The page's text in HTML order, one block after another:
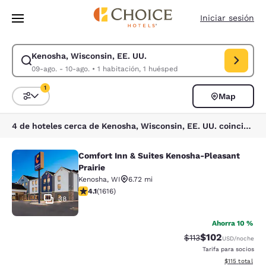
Pasar A Contenido Principal
Iniciar sesión
Kenosha, Wisconsin, EE. UU.
09-ago. - 10-ago.• 1 habitación, 1 huésped
Modificar la búsqueda de Kenosha, Wisconsin, EE. UU.. Fecha de
Ordenar y filtrar
1
Map
4 de hoteles cerca de Kenosha, Wisconsin, EE. UU. coinciden con tus filtros
Comfort Inn & Suites Kenosha-
38
Comfort Inn & Suites Kenosha-Pleasant
Prairie
Kenosha, WI
6.72 mi
calificación de 4.06 estrellas. Muy bueno. 1616
4.1(1616)
Ahorra 10 %
Precio tachado:
$113Precio con
$102USD/noche
Tarifa para socios
Ver detalles
$115 total